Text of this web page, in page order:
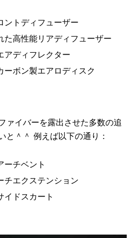
ントディフューザー
た高性能リアディフューザー
アディフレクター
ーボン製エアロディスク
ァイバーを露出させた多数の追
と＾＾ 例えば以下の通り：
ーチベント
チエクステンション
イドスカート